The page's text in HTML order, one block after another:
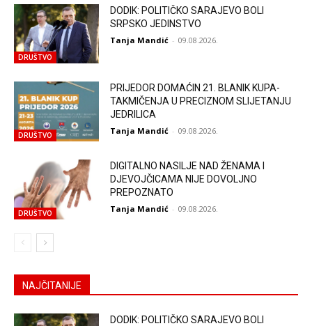
DRUŠTVO
DODIK: POLITIČKO SARAJEVO BOLI
SRPSKO JEDINSTVO
Tanja Mandić - 09.08.2026.
DRUŠTVO
PRIJEDOR DOMAĆIN 21. BLANIK KUPA-
TAKMIČENJA U PRECIZNOM SLIJETANJU
JEDRILICA
Tanja Mandić - 09.08.2026.
DRUŠTVO
DIGITALNO NASILJE NAD ŽENAMA I
DJEVOJČICAMA NIJE DOVOLJNO
PREPOZNATO
Tanja Mandić - 09.08.2026.
NAJČITANIJE
DODIK: POLITIČKO SARAJEVO BOLI